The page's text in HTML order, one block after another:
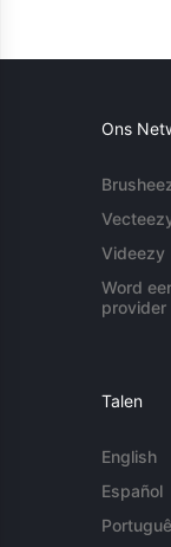
Ons
Videezy
Word
provider
Talen
English
Español